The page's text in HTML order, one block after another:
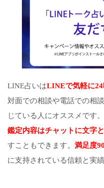
LINE占いはLINEで気軽に24
対面での相談や電話での相
じている人にオススメです。
鑑定内容はチャットに文字
すこともできます。 満足度
に支持されている信頼と実